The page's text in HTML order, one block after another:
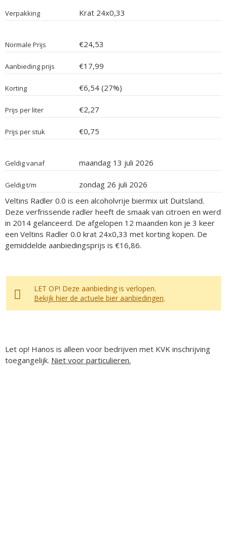
Verpakking Krat 24x0,33
Normale Prijs €24,53
Aanbieding prijs €17,99
Korting €6,54 (27%)
Prijs per liter €2,27
Prijs per stuk €0,75
Geldig vanaf maandag 13 juli 2026
Geldig t/m
zondag 26 juli 2026
Veltins Radler 0.0 is een alcoholvrije biermix uit Duitsland.
Deze verfrissende radler heeft de smaak van citroen en werd
in 2014 gelanceerd. De afgelopen 12 maanden kon je 3 keer
een Veltins Radler 0.0 krat 24x0,33 met korting kopen. De
gemiddelde aanbiedingsprijs is €16,86.
LET OP! Deze aanbieding is verlopen.
Bekijk hier de actuele bier aanbiedingen.
Let op! Hanos is alleen voor bedrijven met KVK inschrijving
toegangelijk. Niet voor particulieren.